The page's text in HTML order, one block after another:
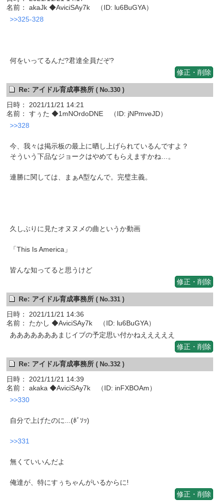
名前： akaJk ◆AviciSAy7k （ID: lu6BuGYA）
>>325-328
何をいってるんだ?君達全員だぞ?
修正・削除
Re: アイドル育成事務所( No.330 )
日時： 2021/11/21 14:21
名前： すぅた ◆1mNOrdoDNE （ID: jNPmveJD）
>>328
今、我々は掲示板の最上に晒し上げられているんですよ？
そういう下品なジョークはやめてもらえますかね…。
連勝に関しては、まぁA型なんで。完璧主義。
久しぶりに見たオヌヌメの曲というか動画
「This Is America」
皆んな知ってると思うけど
修正・削除
Re: アイドル育成事務所( No.331 )
日時： 2021/11/21 14:36
名前： たかし ◆AviciSAy7k （ID: lu6BuGYA）
あああああああまじイブの予定思い付かねえええええ
修正・削除
Re: アイドル育成事務所( No.332 )
日時： 2021/11/21 14:39
名前： akaka ◆AviciSAy7k （ID: inFXBOAm）
>>330
自分で上げたのに...(ﾎﾞｿｯ)
>>331
無くていいんだよ
俺達が、特にすぅちゃんがいるからに!
修正・削除